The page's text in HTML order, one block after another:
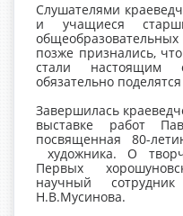
Слушателями
и учащиеся
позже признались,
стали
обязательно
Завершилась
выставке работ
посвященная 80-
художника. О
Первых
научный
Н.В.Мусинова.